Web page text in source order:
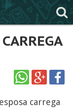
carrega